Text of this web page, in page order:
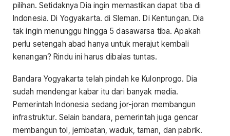
pilihan. Setidaknya Dia ingin memastikan dapat tiba di
Indonesia. Di Yogyakarta. di Sleman. Di Kentungan. Dia
tak ingin menunggu hingga 5 dasawarsa tiba. Apakah
perlu setengah abad hanya untuk merajut kembali
kenangan? Rindu ini harus dibalas tuntas.
Bandara Yogyakarta telah pindah ke Kulonprogo. Dia
sudah mendengar kabar itu dari banyak media.
Pemerintah Indonesia sedang jor-joran membangun
infrastruktur. Selain bandara, pemerintah juga gencar
membangun tol, jembatan, waduk, taman, dan pabrik.